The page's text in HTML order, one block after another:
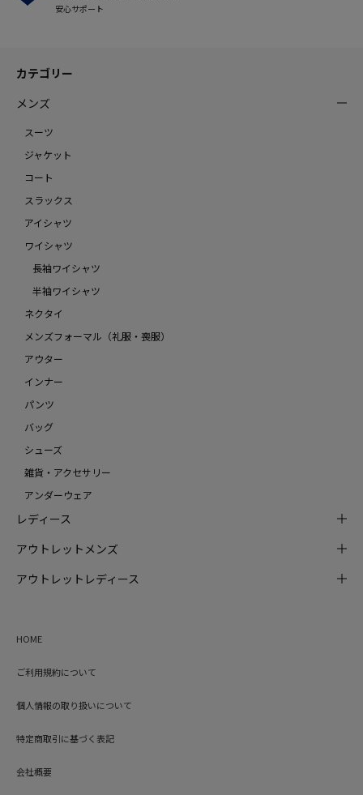
安心サポート
カテゴリー
メンズ
スーツ
ジャケット
コート
スラックス
アイシャツ
ワイシャツ
長袖ワイシャツ
半袖ワイシャツ
ネクタイ
メンズフォーマル（礼服・喪服）
アウター
インナー
パンツ
バッグ
シューズ
雑貨・アクセサリー
アンダーウェア
レディース
アウトレットメンズ
アウトレットレディース
HOME
ご利用規約について
個人情報の取り扱いについて
特定商取引に基づく表記
会社概要